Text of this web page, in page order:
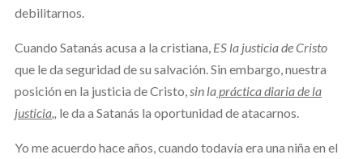
debilitarnos.
Cuando Satanás acusa a la cristiana, ES la justicia de Cristo
que le da seguridad de su salvación. Sin embargo, nuestra
posición en la justicia de Cristo,sin lapráctica diaria de la
justicia,, le da a Satanás la oportunidad de atacarnos.
Yo me acuerdo hace años, cuando todavía era una niña en el